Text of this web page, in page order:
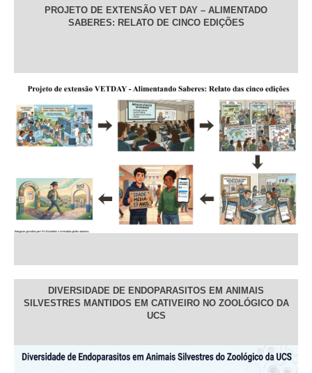
PROJETO DE EXTENSÃO VET DAY – ALIMENTADO
SABERES: RELATO DE CINCO EDIÇÕES
DIVERSIDADE DE ENDOPARASITOS EM ANIMAIS
SILVESTRES MANTIDOS EM CATIVEIRO NO ZOOLÓGICO DA
UCS